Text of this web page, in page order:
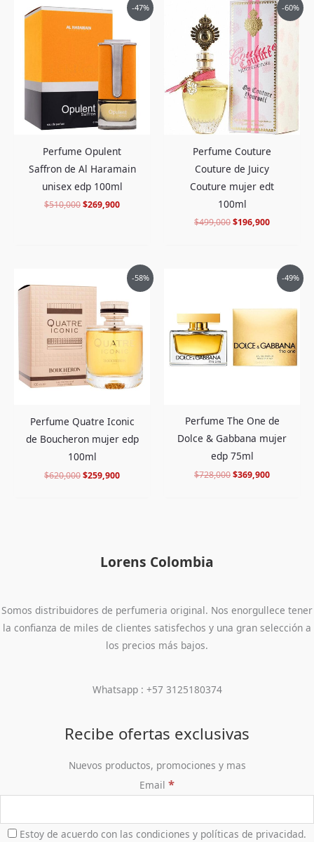
-47%
Perfume Opulent
Saffron de Al Haramain
unisex edp 100ml
$510,000
precio
original
$510,000.
$269,900
precio
es:
$269,900.
-60%
Perfume Couture
Couture de Juicy
Couture mujer edt
100ml
$499,000
El
precio
original
era:
$499,000.
$196,900
El
precio
actual
es:
$196,900.
-58%
Perfume Quatre Iconic
de Boucheron mujer edp
100ml
$620,000
precio
era:
$620,000.
$259,900
precio
actual
es:
$259,900.
-49%
Perfume The One de
Dolce & Gabbana mujer
edp 75ml
$728,000
era:
$728,000.
$369,900
precio
actual
es:
$369,900.
Lorens Colombia
Somos distribuidores de perfumeria original. Nos enorgullece tener
la confianza de miles de clientes satisfechos y una gran selección a
los precios más bajos.
Whatsapp : +57 3125180374
Recibe ofertas exclusivas
Nuevos productos, promociones y mas
Email *
Estoy de acuerdo con las condiciones y políticas de privacidad.